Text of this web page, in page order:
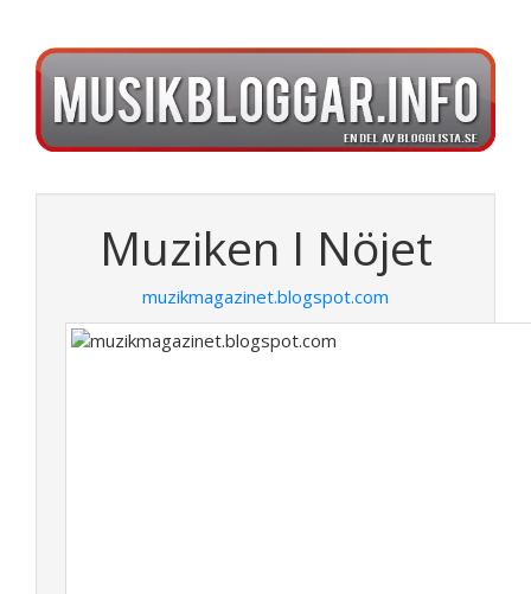
Muziken I Nöjet
muzikmagazinet.blogspot.com